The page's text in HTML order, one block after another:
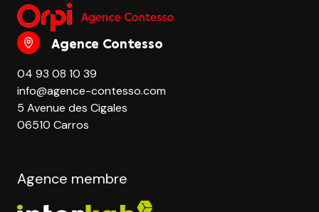
Agence Contesso
04 93 08 10 39
info@agence-contesso.com
5 Avenue des Cigales
06510 Carros
Agence membre